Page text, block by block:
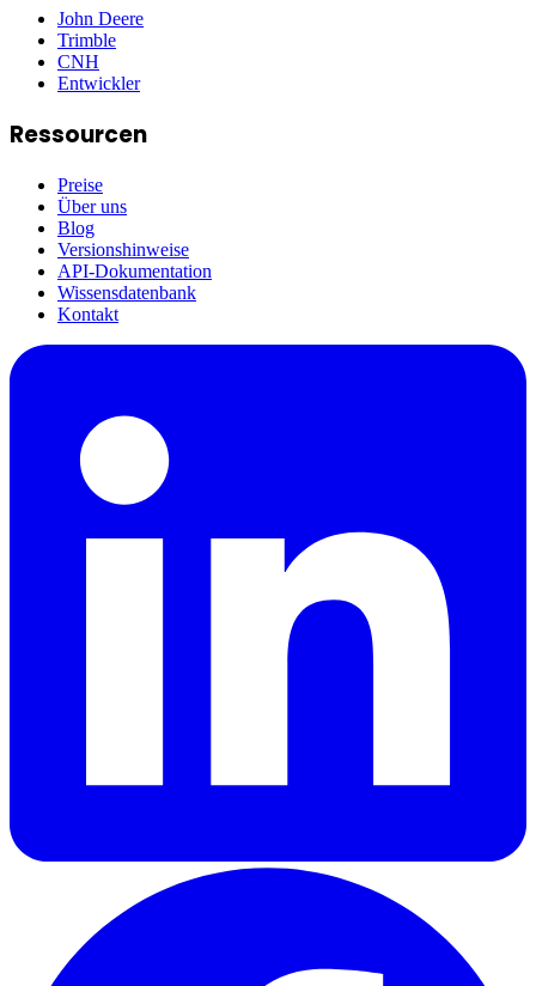
John Deere
Trimble
CNH
Entwickler
Ressourcen
Preise
Über uns
Blog
Versionshinweise
API-Dokumentation
Wissensdatenbank
Kontakt